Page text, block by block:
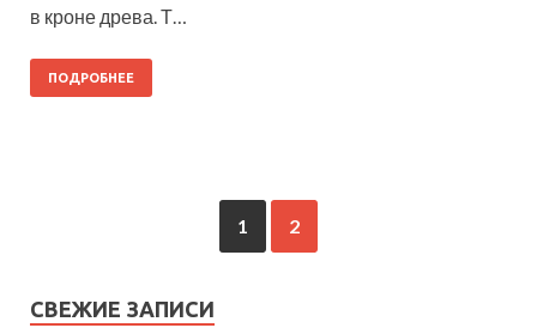
в кроне древа. Т…
ПОДРОБНЕЕ
1 2
СВЕЖИЕ ЗАПИСИ